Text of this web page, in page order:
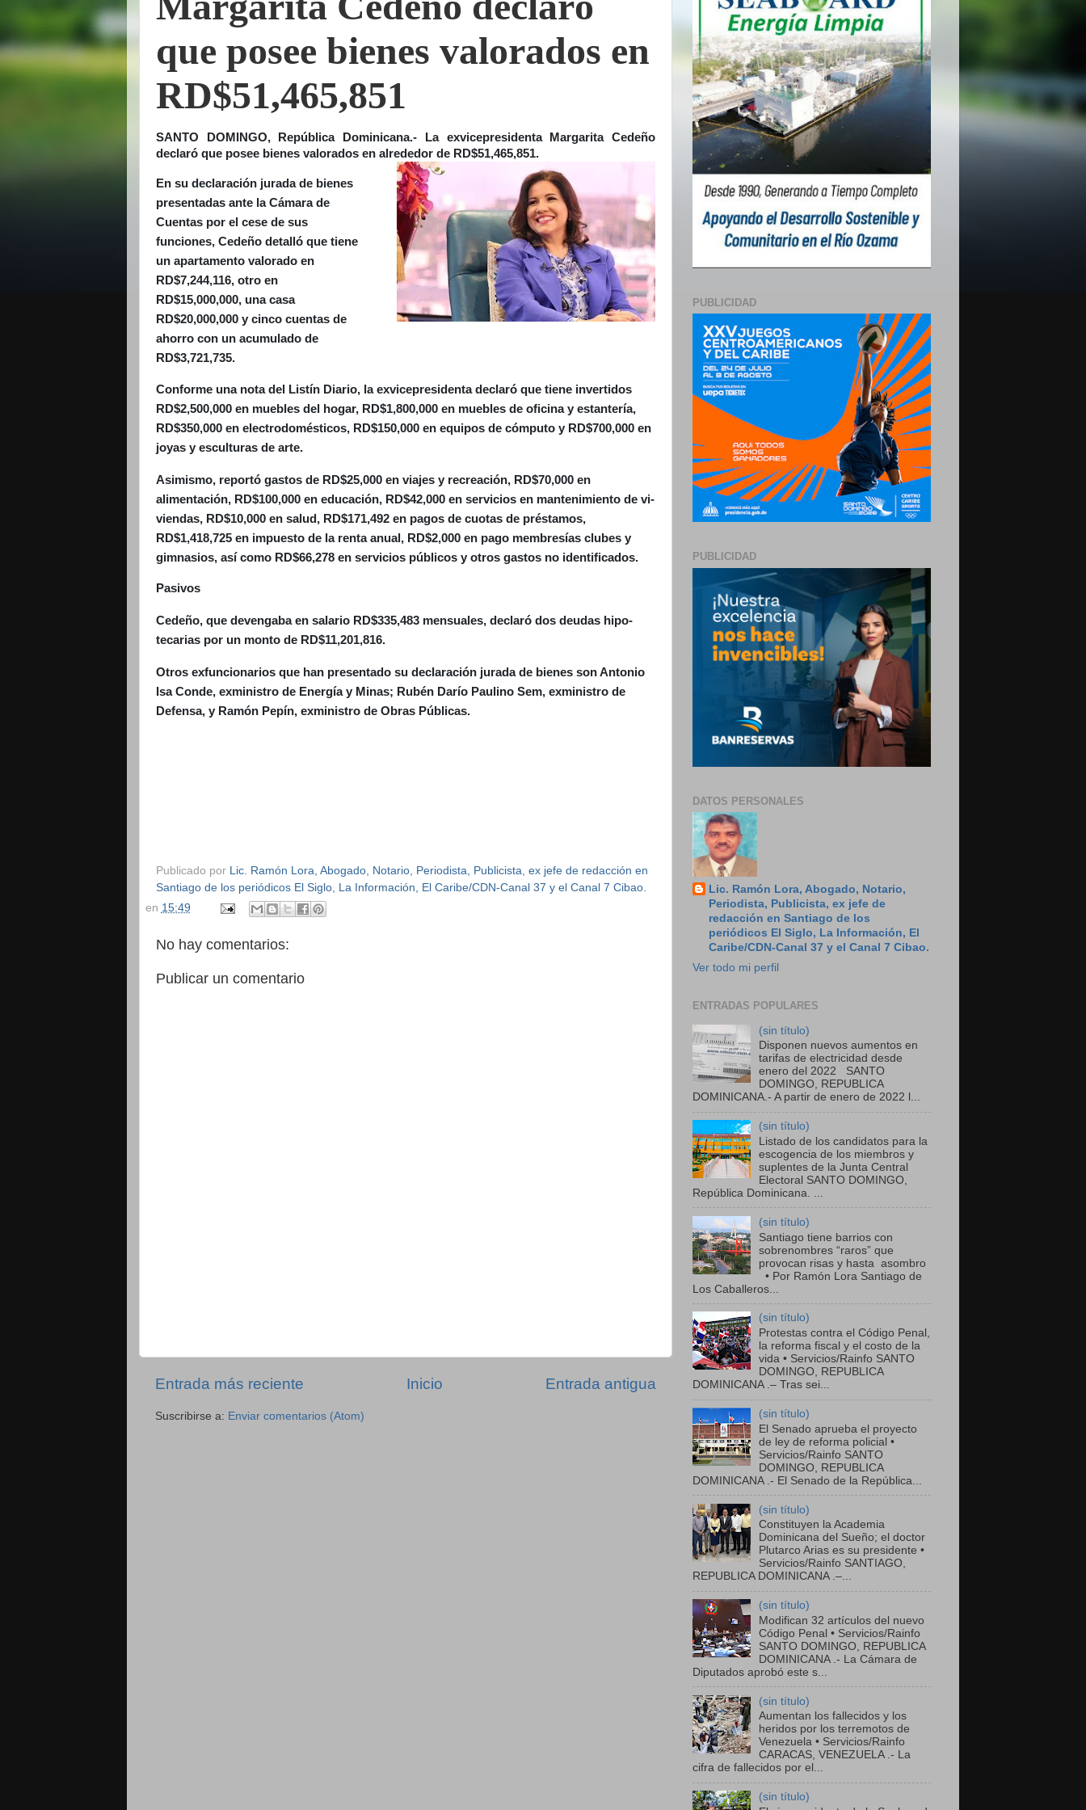
que posee bienes valorados en
RD$51,465,851
SANTO DOMINGO, República Dominicana.- La exvicepresidenta Mar­garita Cedeño
decla­ró que posee bienes valorados en alrededor de RD$51,465,851.
En su declaración jurada de bienes
pre­sentadas ante la Cámara de
Cuentas por el cese de sus
funciones, Cedeño detalló que tiene
un apartamento valorado en
RD$7,244,116, otro en
RD$15,000,000, una casa
RD$20,000,000 y cin­co cuentas de
ahorro con un acu­mulado de
RD$3,721,735.
Conforme una nota del Listín Diario, la exvicepresidenta declaró que tie­ne invertidos
RD$2,500,000 en mue­bles del hogar, RD$1,800,000 en mue­bles de oficina y estantería,
RD$350,000 en electrodo­mésticos, RD$150,000 en equipos de cómputo y RD$700,000 en
joyas y esculturas de ar­te.
Asimismo, reportó gastos de RD$25,000 en viajes y recreación, RD$70,000 en
alimentación, RD$100,000 en educa­ción, RD$42,000 en servicios en mantenimiento de vi­
viendas, RD$10,000 en salud, RD$171,492 en pagos de cuotas de préstamos,
RD$1,418,725 en impuesto de la renta anual, RD$2,000 en pago membre­sías clubes y
gimnasios, así como RD$66,278 en servicios públi­cos y otros gastos no iden­tificados.
Pasivos
Cedeño, que devengaba en sala­rio RD$335,483 mensuales, declaró dos deudas hipo­
tecarias por un monto de RD$11,201,816.
Otros exfuncionarios que han presentado su declaración jurada de bienes son Antonio
Isa Conde, exminis­tro de Energía y Minas; Rubén Darío Paulino Sem, exministro de
Defensa, y Ramón Pepín, exminis­tro de Obras Públicas.
Publicado por Lic. Ramón Lora, Abogado, Notario, Periodista, Publicista, ex jefe de redacción en
Santiago de los periódicos El Siglo, La Información, El Caribe/CDN-Canal 37 y el Canal 7 Cibao.
en 15:49
No hay comentarios:
Publicar un comentario
Entrada más reciente Entrada antigua
Inicio
Suscribirse a: Enviar comentarios (Atom)
PUBLICIDAD
PUBLICIDAD
DATOS PERSONALES
Lic. Ramón Lora, Abogado, Notario,
Periodista, Publicista, ex jefe de
redacción en Santiago de los
periódicos El Siglo, La Información, El
Caribe/CDN-Canal 37 y el Canal 7 Cibao.
Ver todo mi perfil
ENTRADAS POPULARES
(sin título)
Disponen nuevos aumentos en
tarifas de electricidad desde
enero del 2022 SANTO
DOMINGO, REPUBLICA
DOMINICANA.- A partir de enero de 2022 l...
(sin título)
Listado de los candidatos para la
escogencia de los miembros y
suplentes de la Junta Central
Electoral SANTO DOMINGO,
República Dominicana. ...
(sin título)
Santiago tiene barrios con
sobrenombres “raros” que
provocan risas y hasta asombro
• Por Ramón Lora Santiago de
Los Caballeros...
(sin título)
Protestas contra el Código Penal,
la reforma fiscal y el costo de la
vida • Servicios/Rainfo SANTO
DOMINGO, REPUBLICA
DOMINICANA .– Tras sei...
(sin título)
El Senado aprueba el proyecto
de ley de reforma policial •
Servicios/Rainfo SANTO
DOMINGO, REPUBLICA
DOMINICANA .- El Senado de la República...
(sin título)
Constituyen la Academia
Dominicana del Sueño; el doctor
Plutarco Arias es su presidente •
Servicios/Rainfo SANTIAGO,
REPUBLICA DOMINICANA .–...
(sin título)
Modifican 32 artículos del nuevo
Código Penal • Servicios/Rainfo
SANTO DOMINGO, REPUBLICA
DOMINICANA .- La Cámara de
Diputados aprobó este s...
(sin título)
Aumentan los fallecidos y los
heridos por los terremotos de
Venezuela • Servicios/Rainfo
CARACAS, VENEZUELA .- La
cifra de fallecidos por el...
(sin título)